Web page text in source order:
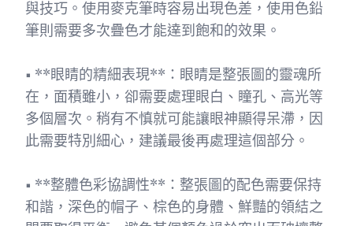
與技巧。使用麥克筆時容易出現色差，使用色鉛
筆則需要多次疊色才能達到飽和的效果。
• **眼睛的精細表現**：眼睛是整張圖的靈魂所
在，面積雖小，卻需要處理眼白、瞳孔、高光等
多個層次。稍有不慎就可能讓眼神顯得呆滯，因
此需要特別細心，建議最後再處理這個部分。
• **整體色彩協調性**：整張圖的配色需要保持
和諧，深色的帽子、棕色的身體、鮮豔的領結之